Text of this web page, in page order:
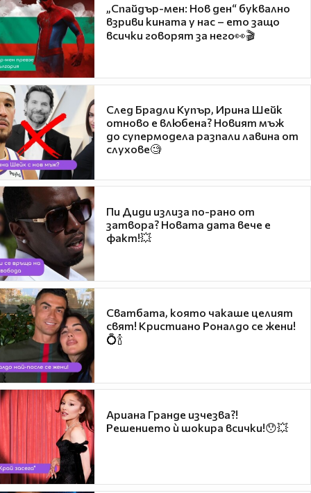
„Спайдър-мен: Нов ден“ буквално
взриви кината у нас – ето защо
всички говорят за него👀🎬
След Брадли Купър, Ирина Шейк
отново е влюбена? Новият мъж
до супермодела разпали лавина от
слухове🧐
Пи Диди излиза по-рано от
затвора? Новата дата вече е
факт!💥
Сватбата, която чакаше целият
свят! Кристиано Роналдо се жени!
💍🍾
Ариана Гранде изчезва?!
Решението ѝ шокира всички!😯💥